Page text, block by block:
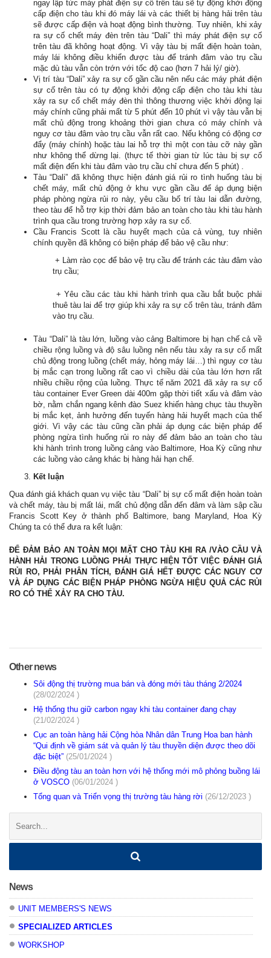
ngay lập tức máy phát điện sự cố trên tàu sẽ tự động khởi động
cấp điện cho tàu khi đó máy lái và các thiết bị hàng hải trên tàu
sẽ được cấp điện và hoạt động bình thường. Tuy nhiên, khi xảy
ra sự cố chết máy đèn trên tàu “Dali” thì máy phát điện sự cố
trên tàu đã không hoạt động. Vì vậy tàu bị mất điện hoàn toàn,
máy lái không điều khiển được tàu để tránh đâm vào trụ cầu
mặc dù tàu vẫn còn trớn với tốc độ cao (hơn 7 hải lý/ giờ).
Vị trí tàu “Dali” xảy ra sự cố gần cầu nên nếu các máy phát điện
sự cố trên tàu có tự động khởi động cấp điện cho tàu khi tàu
xảy ra sự cố chết máy đèn thì thông thương việc khởi động lại
máy chính cũng phải mất từ 5 phút đến 10 phút vì vậy tàu vẫn bị
mất chủ động trong khoảng thời gian chưa có máy chính và
nguy cơ tàu đâm vào trụ cầu vẫn rất cao. Nếu không có động cơ
đẩy (máy chính) hoặc tàu lai hỗ trợ thì một con tàu cỡ này gần
như không thể dừng lại. (thực tế thời gian từ lúc tàu bị sự cố
mất điện đến khi tàu đâm vào trụ cầu chỉ chưa đến 5 phút) .
Tàu “Dali” đã không thực hiện đánh giá rủi ro tình huống tàu bị
chết máy, mất chủ động ở khu vực gần cầu để áp dụng biện
pháp phòng ngừa rủi ro này, yêu cầu bố trí tàu lai dẫn đường,
theo tàu để hỗ trợ kịp thời đảm bảo an toàn cho tàu khi tàu hành
trình qua cầu trong trường hợp xảy ra sự cố.
Cầu Francis Scott là cầu huyết mạch của cả vùng, tuy nhiên
chính quyền đã không có biện pháp để bảo vệ cầu như:
+ Làm rào cọc để bảo vệ trụ cầu để tránh các tàu đâm vào
trụ cầu;
+ Yêu cầu các tàu khi hành trình qua cầu bắt buộc phải
thuê tàu lai để trợ giúp khi xảy ra sự cố trên tàu, tránh đâm
vào trụ cầu.
Tàu “Dali” là tàu lớn, luồng vào cảng Baltimore bị hạn chế cả về
chiều rộng luồng và độ sâu luồng nên nếu tàu xảy ra sự cố mất
chủ động trong luồng (chết máy, hỏng máy lái…) thì nguy cơ tàu
bị mắc cạn trong luồng rất cao vì chiều dài của tàu lớn hơn rất
nhiều chiều rộng của luồng. Thực tế năm 2021 đã xảy ra sự cố
tàu container Ever Green dài 400m gặp thời tiết xấu và đâm vào
bờ, nằm chắn ngang kênh đào Suez khiến hàng chục tàu thuyền
bị mắc kẹt, ảnh hưởng đến tuyến hàng hải huyết mạch của thế
giới. Vì vậy các tàu cũng cần phải áp dụng các biện pháp để
phòng ngừa tình huống rủi ro này để đảm bảo an toàn cho tàu
khi hành trình trong luồng cảng vào Baltimore, Hoa Kỳ cũng như
các luồng vào cảng khác bị hàng hải hạn chế.
Kết luận
Qua đánh giá khách quan vụ việc tàu “Dali” bị sự cố mất điện hoàn toàn
và chết máy, tàu bị mất lái, mất chủ động dẫn đến đâm và làm sập cầu
Francis Scott Key ở thành phố Baltimore, bang Maryland, Hoa Kỳ
Chúng ta có thể đưa ra kết luận:
ĐỂ ĐẢM BẢO AN TOÀN MỌI MẶT CHO TÀU KHI RA /VÀO CẦU VÀ
HÀNH HẢI TRONG LUỒNG PHẢI THỰC HIỆN TỐT VIỆC ĐÁNH GIÁ
RỦI RO, PHẢI PHÂN TÍCH, ĐÁNH GIÁ HẾT ĐƯỢC CÁC NGUY CƠ
VÀ ÁP DỤNG CÁC BIỆN PHÁP PHÒNG NGỪA HIỆU QUẢ CÁC RỦI
RO CÓ THỂ XẢY RA CHO TÀU.
Other news
Sôi động thị trường mua bán và đóng mới tàu tháng 2/2024
(28/02/2024 )
Hệ thống thu giữ carbon ngay khi tàu container đang chạy
(21/02/2024 )
Cục an toàn hàng hải Cộng hòa Nhân dân Trung Hoa ban hành
“Qui định về giám sát và quản lý tàu thuyền diện được theo dõi
đặc biệt” (25/01/2024 )
Điều động tàu an toàn hơn với hệ thống mới mô phỏng buồng lái
ở VOSCO (06/01/2024 )
Tổng quan và Triển vọng thị trường tàu hàng rời (26/12/2023 )
News
UNIT MEMBERS'S NEWS
SPECIALIZED ARTICLES
WORKSHOP